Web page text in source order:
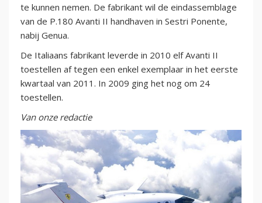
te kunnen nemen. De fabrikant wil de eindassemblage
van de P.180 Avanti II handhaven in Sestri Ponente,
nabij Genua.
De Italiaans fabrikant leverde in 2010 elf Avanti II
toestellen af tegen een enkel exemplaar in het eerste
kwartaal van 2011. In 2009 ging het nog om 24
toestellen.
Van onze redactie